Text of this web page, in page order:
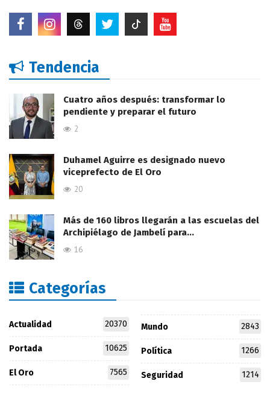
Tendencia
Cuatro años después: transformar lo
pendiente y preparar el futuro
2
Duhamel Aguirre es designado nuevo
viceprefecto de El Oro
20
Más de 160 libros llegarán a las escuelas del
Archipiélago de Jambelí para…
16
Categorías
Actualidad 20370
Portada 10625
El Oro 7565
Mundo 2843
Política 1266
Seguridad 1214